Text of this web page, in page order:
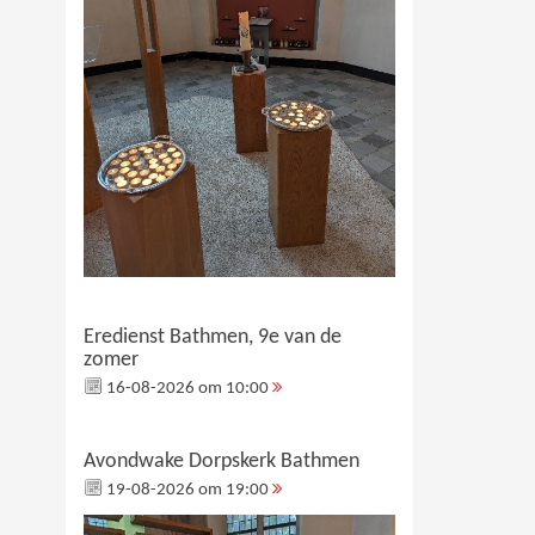
Eredienst Bathmen, 9e van de
zomer
16-08-2026 om 10:00
Avondwake Dorpskerk Bathmen
19-08-2026 om 19:00